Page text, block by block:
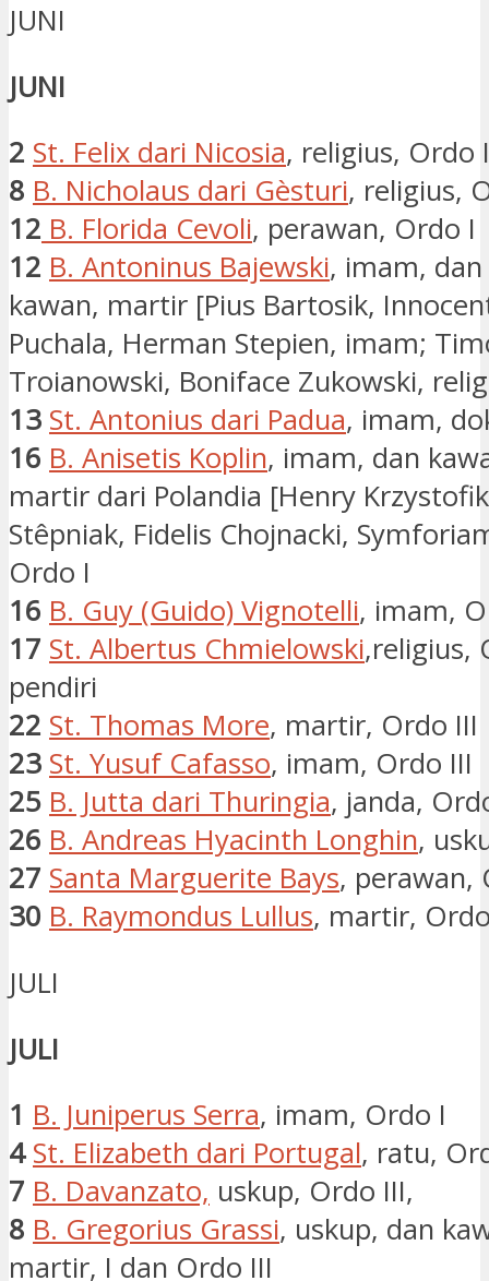
JUNI
JUNI
2 St. Felix dari Nicosia, religius, Ordo I
8 B. Nicholaus dari Gèsturi, religius,
12 B. Florida Cevoli, perawan, Ordo I
12 B. Antoninus Bajewski, imam,
kawan, martir [Pius Bartosik,
Puchala, Herman Stepien, imam;
Troianowski, Boniface Zukowski,
13 St. Antonius dari Padua, imam,
16 B. Anisetis Koplin, imam, dan
martir dari Polandia [Henry
Stêpniak, Fidelis Chojnacki,
Ordo I
16 B. Guy (Guido) Vignotelli, imam,
17 St. Albertus Chmielowski,religius,
pendiri
22 St. Thomas More, martir, Ordo III
23 St. Yusuf Cafasso, imam, Ordo III
25 B. Jutta dari Thuringia, janda,
26 B. Andreas Hyacinth Longhin,
27 Santa Marguerite Bays, perawan,
30 B. Raymondus Lullus, martir,
JULI
JULI
1 B. Juniperus Serra, imam, Ordo I
4 St. Elizabeth dari Portugal, ratu,
7 B. Davanzato, uskup, Ordo III,
8 B. Gregorius Grassi, uskup, dan
martir, I dan Ordo III